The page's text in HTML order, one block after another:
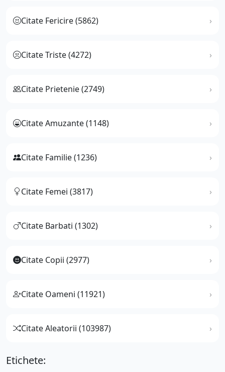
Citate Fericire (5862)
Citate Triste (4272)
Citate Prietenie (2749)
Citate Amuzante (1148)
Citate Familie (1236)
Citate Femei (3817)
Citate Barbati (1302)
Citate Copii (2977)
Citate Oameni (11921)
Citate Aleatorii (103987)
Etichete: